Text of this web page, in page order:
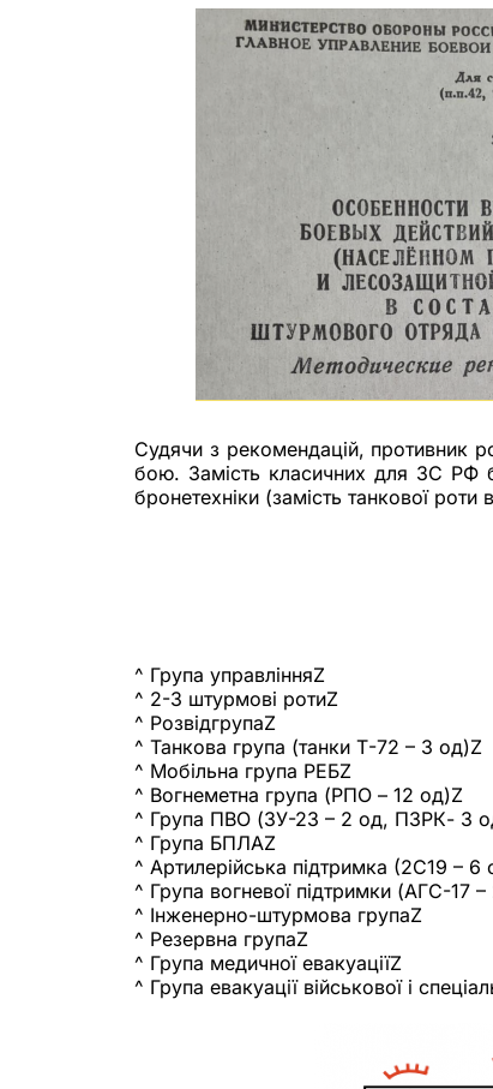
Судячи з рекомендацій, противник
бою. Замість класичних для ЗС РФ
бронетехніки (замість танкової
^ Група управлінняZ
^ 2-3 штурмові ротиZ
^ РозвідгрупаZ
^ Танкова група (танки Т-72 – 3 од)Z
^ Мобільна група РЕБZ
^ Вогнеметна група (РПО – 12 од)Z
^ Група ПВО (ЗУ-23 – 2 од, ПЗРК- 3
^ Група БПЛАZ
^ Артилерійська підтримка (2С19 –
^ Група вогневої підтримки (АГС-17
^ Інженерно-штурмова групаZ
^ Резервна групаZ
^ Група медичної евакуаціїZ
^ Група евакуації військової і